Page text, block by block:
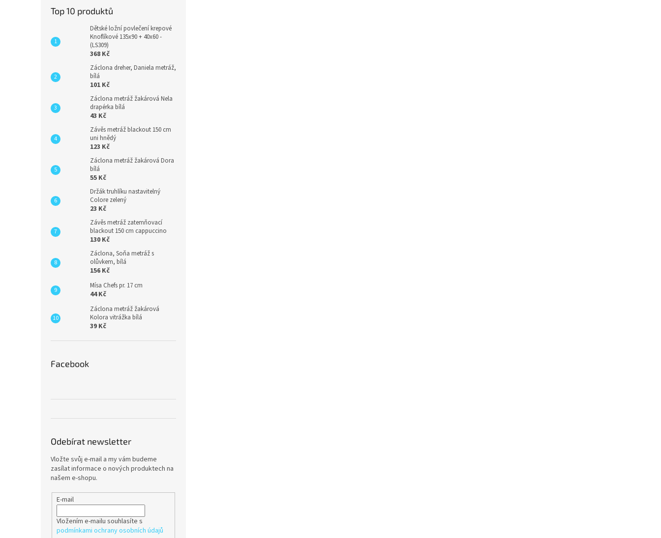
Top 10 produktů
Dětské ložní povlečení krepové
Knoflíkové 135x90 + 40x60 -
(LS309)
368 Kč
Záclona dreher, Daniela metráž,
bílá
101 Kč
Záclona metráž žakárová Nela
drapérka bílá
43 Kč
Závěs metráž blackout 150 cm
uni hnědý
123 Kč
Záclona metráž žakárová Dora
bílá
55 Kč
Držák truhlíku nastavitelný
Colore zelený
23 Kč
Závěs metráž zatemňovací
blackout 150 cm cappuccino
130 Kč
Záclona, Soňa metráž s
olůvkem, bílá
156 Kč
Mísa Chefs pr. 17 cm
44 Kč
Záclona metráž žakárová
Kolora vitrážka bílá
39 Kč
Facebook
Odebírat newsletter
Vložte svůj e-mail a my vám budeme
zasílat informace o nových produktech na
našem e-shopu.
E-mail
Vložením e-mailu souhlasíte s
podmínkami ochrany osobních údajů